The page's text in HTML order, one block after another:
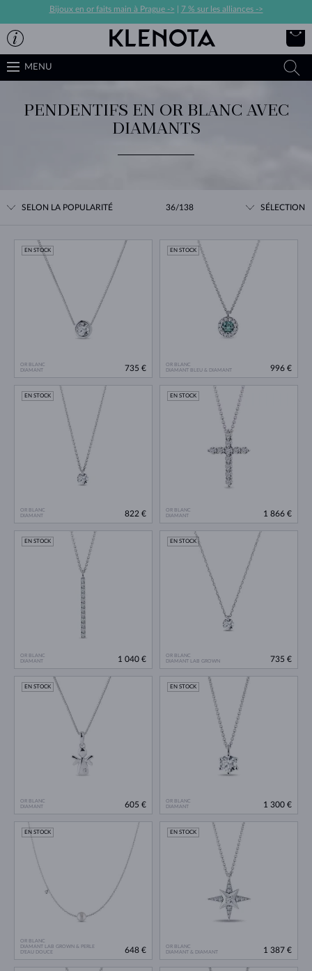
Bijoux en or faits main à Prague -> 7 % sur les alliances ->
MENU
PENDENTIFS EN OR BLANC AVEC
DIAMANTS
SELON LA POPULARITÉ 36/138 SÉLECTION
OR BLANC
DIAMANT
EN STOCK
735 €
OR BLANC
DIAMANT BLEU & DIAMANT
EN STOCK
996 €
OR BLANC
DIAMANT
EN STOCK
822 €
OR BLANC
DIAMANT
EN STOCK
1 866 €
OR BLANC
DIAMANT
EN STOCK
1 040 €
OR BLANC
DIAMANT LAB GROWN
EN STOCK
735 €
OR BLANC
DIAMANT
EN STOCK
605 €
OR BLANC
DIAMANT
EN STOCK
1 300 €
OR BLANC
DIAMANT LAB GROWN & PERLE
D'EAU DOUCE
EN STOCK
648 €
OR BLANC
DIAMANT & DIAMANT
EN STOCK
1 387 €